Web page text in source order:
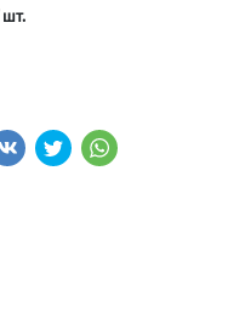
шт.